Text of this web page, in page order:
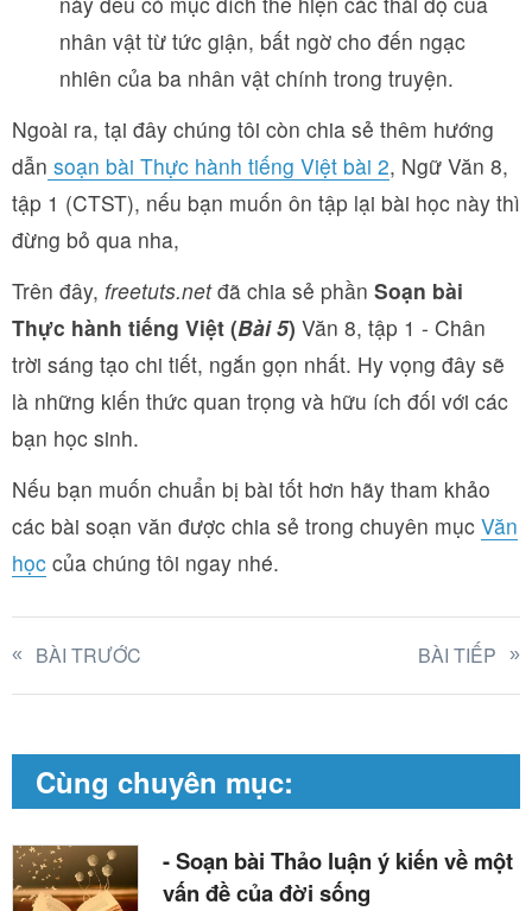
nhân vật từ tức giận, bất ngờ cho đến ngạc
nhiên của ba nhân vật chính trong truyện.
Ngoài ra, tại đây chúng tôi còn chia sẻ thêm hướng
dẫn soạn bài Thực hành tiếng Việt bài 2, Ngữ Văn 8,
tập 1 (CTST), nếu bạn muốn ôn tập lại bài học này thì
đừng bỏ qua nha,
Trên đây, freetuts.netđã chia sẻ phần Soạn bài
Thực hành tiếng Việt (Bài 5) Văn 8, tập 1 - Chân
trời sáng tạo chi tiết, ngắn gọn nhất. Hy vọng đây sẽ
là những kiến thức quan trọng và hữu ích đối với các
bạn học sinh.
Nếu bạn muốn chuẩn bị bài tốt hơn hãy tham khảo
các bài soạn văn được chia sẻ trong chuyên mục Văn
học của chúng tôi ngay nhé.
BÀI TRƯỚC BÀI TIẾP
Cùng chuyên mục:
- Soạn bài Thảo luận ý kiến về một
vấn đề của đời sống